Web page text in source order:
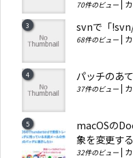
70件のビュー
svnで「
68件のビュー
パッチのあ
37件のビュー
macOSの
象を変更する
32件のビュー